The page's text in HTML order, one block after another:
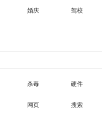
婚庆 驾校
杀毒 硬件
网页 搜索